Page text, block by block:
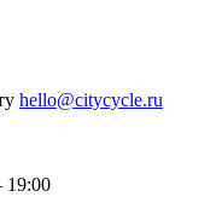
hello@citycycle.ru
19:00